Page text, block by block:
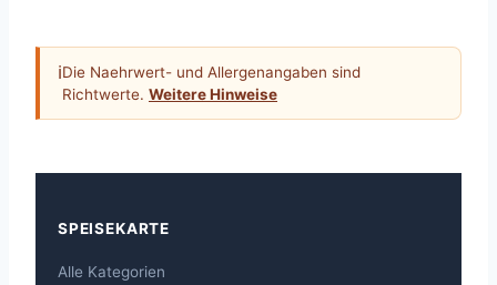
ℹDie Naehrwert- und Allergenangaben sind
Richtwerte. Weitere Hinweise
SPEISEKARTE
Alle Kategorien